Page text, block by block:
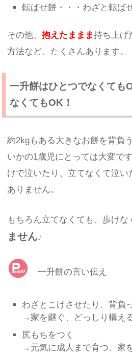
転ばせ餅・・・わざと転ば
その他、抱えたままま持ち上げ
方法など、たくさんあります。
一升餅はひとつでなくても
なくてもOK！
約2kgもある大きなお餅を背負
いかの1歳児にとっては大変で
けで泣いたり、立てなくて泣い
ありません。
もちろん立てなくても、歩けな
ません♪
一升餅の言い伝え
わざとこけさせたり、背負
→家を継ぐ、どっしり構え
尻もちをつく
→元気に成人まで育つ、家